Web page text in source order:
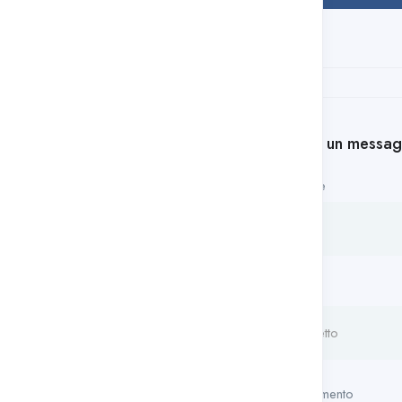
Lasciate un
Il tuo nome
Il tuo commento